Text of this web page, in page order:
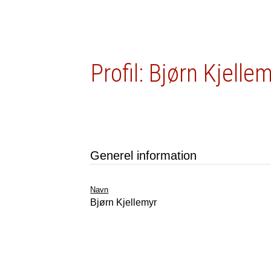
Profil: Bjørn
Generel information
Navn
Bjørn Kjellemyr